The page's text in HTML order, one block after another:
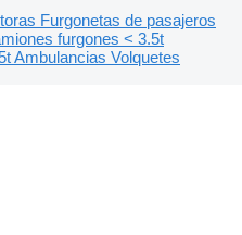
Furgonetas de pasajeros
furgones < 3.5t
Ambulancias Volquetes